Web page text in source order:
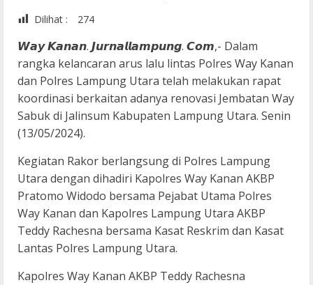
Dilihat :
274
𝙒𝙖𝙮 𝙆𝙖𝙣𝙖𝙣. 𝙅𝙪𝙧𝙣𝙖𝙡𝙡𝙖𝙢𝙥𝙪𝙣𝙜. 𝘾𝙤𝙢,- Dalam
rangka kelancaran arus lalu lintas Polres Way Kanan
dan Polres Lampung Utara telah melakukan rapat
koordinasi berkaitan adanya renovasi Jembatan Way
Sabuk di Jalinsum Kabupaten Lampung Utara. Senin
(13/05/2024).
Kegiatan Rakor berlangsung di Polres Lampung
Utara dengan dihadiri Kapolres Way Kanan AKBP
Pratomo Widodo bersama Pejabat Utama Polres
Way Kanan dan Kapolres Lampung Utara AKBP
Teddy Rachesna bersama Kasat Reskrim dan Kasat
Lantas Polres Lampung Utara.
Kapolres Way Kanan AKBP Teddy Rachesna